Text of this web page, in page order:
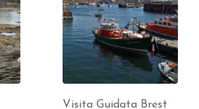
Visita Guidata Brest